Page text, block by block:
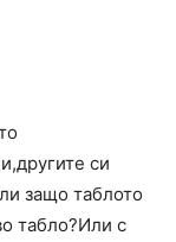
си
защо таблото
табло?Или с